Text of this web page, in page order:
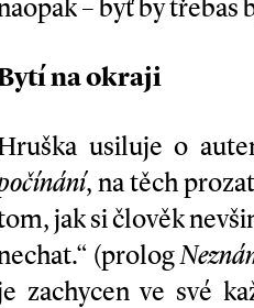
– byť by třebas
na okraji
usiluje o
, na těch
jak si člověk
(prolog
zachycen ve své